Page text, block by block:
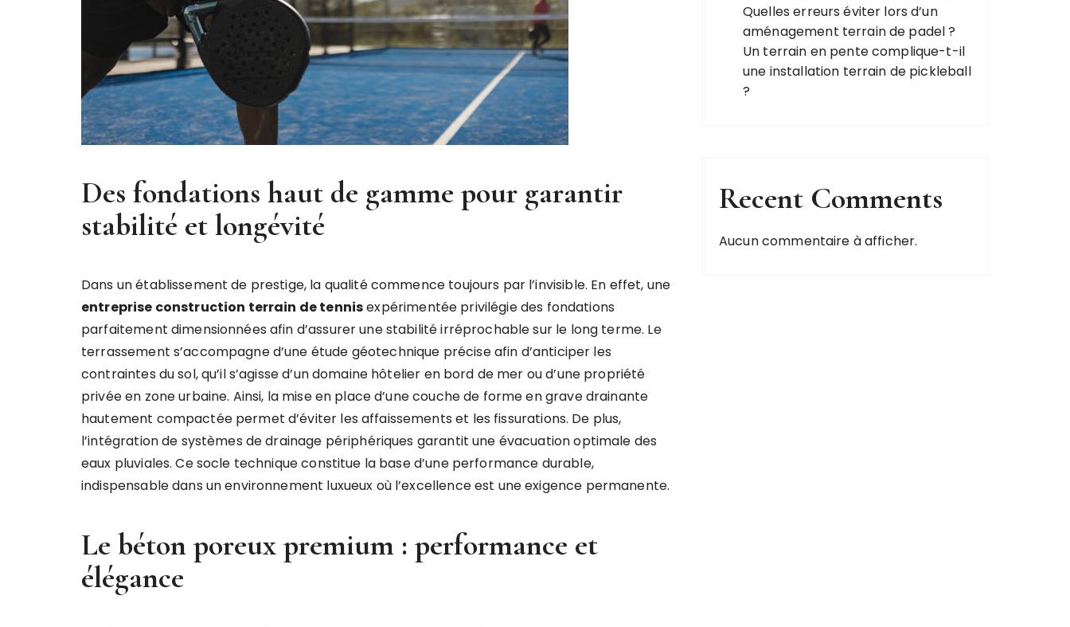
Des fondations haut de gamme pour garantir
stabilité et longévité
Dans un établissement de prestige, la qualité commence toujours par l’invisible. En effet, une
entreprise construction terrain de tennisexpérimentée privilégie des fondations
parfaitement dimensionnées afin d’assurer une stabilité irréprochable sur le long terme. Le
terrassement s’accompagne d’une étude géotechnique précise afin d’anticiper les
contraintes du sol, qu’il s’agisse d’un domaine hôtelier en bord de mer ou d’une propriété
privée en zone urbaine. Ainsi, la mise en place d’une couche de forme en grave drainante
hautement compactée permet d’éviter les affaissements et les fissurations. De plus,
l’intégration de systèmes de drainage périphériques garantit une évacuation optimale des
eaux pluviales. Ce socle technique constitue la base d’une performance durable,
indispensable dans un environnement luxueux où l’excellence est une exigence permanente.
Le béton poreux premium : performance et
élégance
Quelles erreurs éviter lors d’un
aménagement terrain de padel ?
Un terrain en pente complique-t-il
une installation terrain de pickleball
?
Recent Comments
Aucun commentaire à afficher.